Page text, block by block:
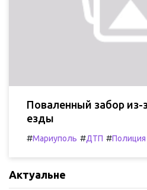
Поваленный забор из-
езды
#Мариуполь #ДТП #Полиция
Актуальне